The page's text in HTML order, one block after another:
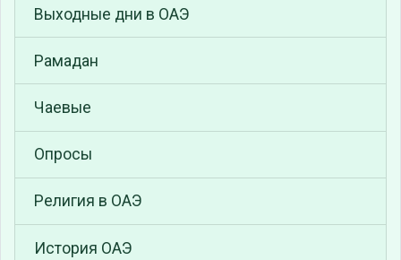
Выходные дни в ОАЭ
Рамадан
Чаевые
Опросы
Религия в ОАЭ
История ОАЭ